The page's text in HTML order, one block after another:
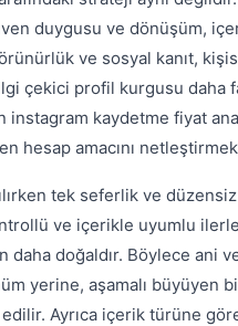
duygusu ve dönüşüm,
ve sosyal kanıt,
çekici profil kurgusu daha
instagram kaydetme fiyat
hesap amacını
tek seferlik ve
ve içerikle uyumlu
daha doğaldır. Böylece ani
yerine, aşamalı büyüyen
Ayrıca içerik türüne